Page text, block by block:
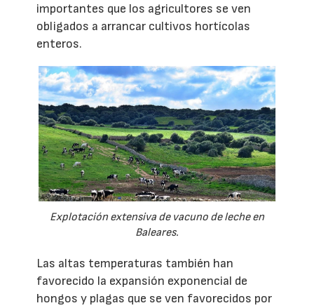
importantes que los agricultores se ven
obligados a arrancar cultivos hortícolas
enteros.
Explotación extensiva de vacuno de leche en
Baleares.
Las altas temperaturas también han
favorecido la expansión exponencial de
hongos y plagas que se ven favorecidos por